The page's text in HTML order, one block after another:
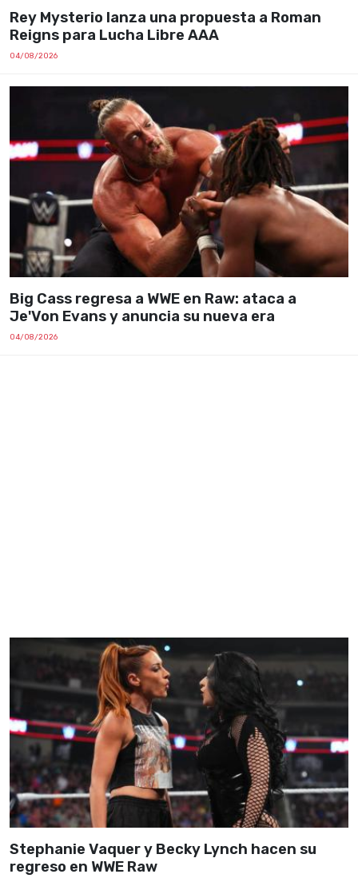
Rey Mysterio lanza una propuesta a Roman
Reigns para Lucha Libre AAA
04/08/2026
Big Cass regresa a WWE en Raw: ataca a
Je'Von Evans y anuncia su nueva era
04/08/2026
Stephanie Vaquer y Becky Lynch hacen su
regreso en WWE Raw